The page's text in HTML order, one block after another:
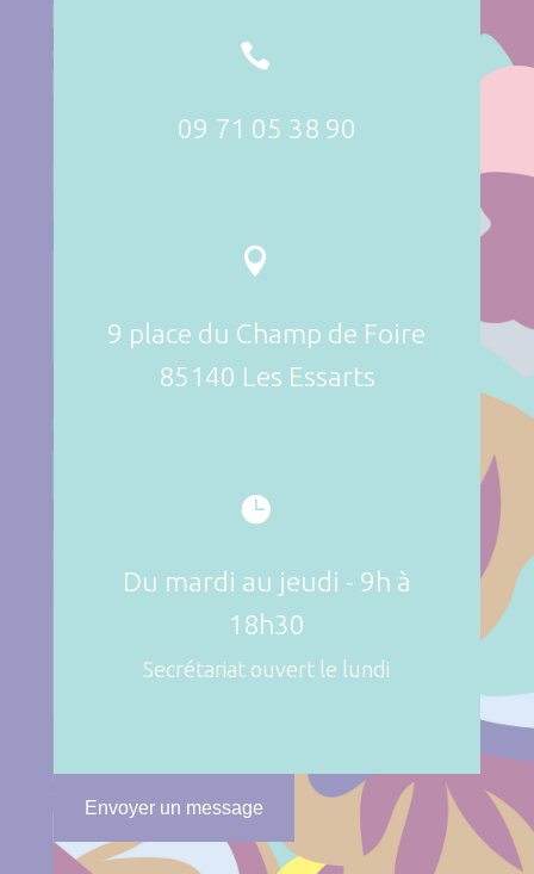

09 71 05 38 90

9 place du Champ de Foire
85140 Les Essarts

Du mardi au jeudi - 9h à
18h30
Secrétariat ouvert le lundi
Envoyer un message